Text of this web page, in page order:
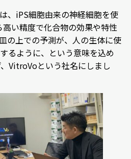
、iPS細胞由来の神経細胞を使
い精度で化合物の効果や特性
の上での予測が、人の生体に使
るように、という意味を込め
VitroVoという社名にしまし